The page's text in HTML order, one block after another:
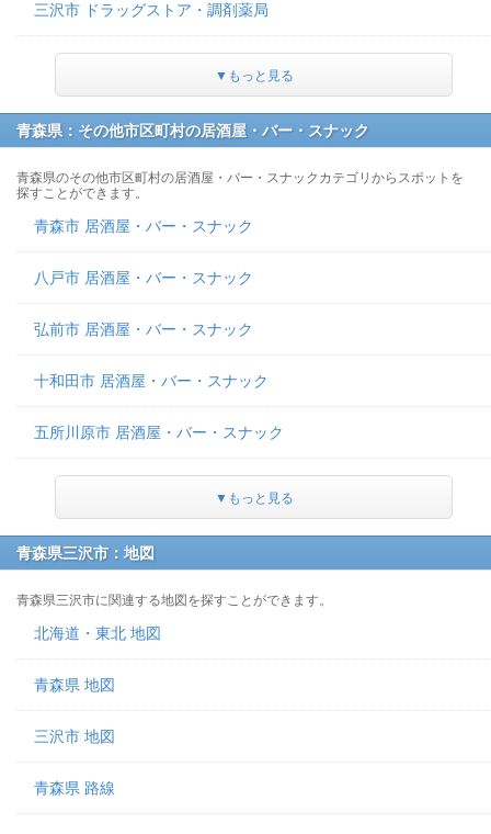
三沢市 ドラッグストア・調剤薬局
▼もっと見る
青森県：その他市区町村の居酒屋・バー・スナック
青森県のその他市区町村の居酒屋・バー・スナックカテゴリからスポットを
探すことができます。
青森市 居酒屋・バー・スナック
八戸市 居酒屋・バー・スナック
弘前市 居酒屋・バー・スナック
十和田市 居酒屋・バー・スナック
五所川原市 居酒屋・バー・スナック
▼もっと見る
青森県三沢市：地図
青森県三沢市に関連する地図を探すことができます。
北海道・東北 地図
青森県 地図
三沢市 地図
青森県 路線